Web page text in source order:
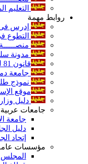
التعليم
روابط مهمة
إدرس فى
التطوع
منصـــــة
مدونة
قانون 81 لسنة 2016 " الخدمة المدنيــة "
جامعة
نموذج
موقع
دليل
جامعات عربية
جامعة
دليل
إتحاد
مؤسسات
المجلس